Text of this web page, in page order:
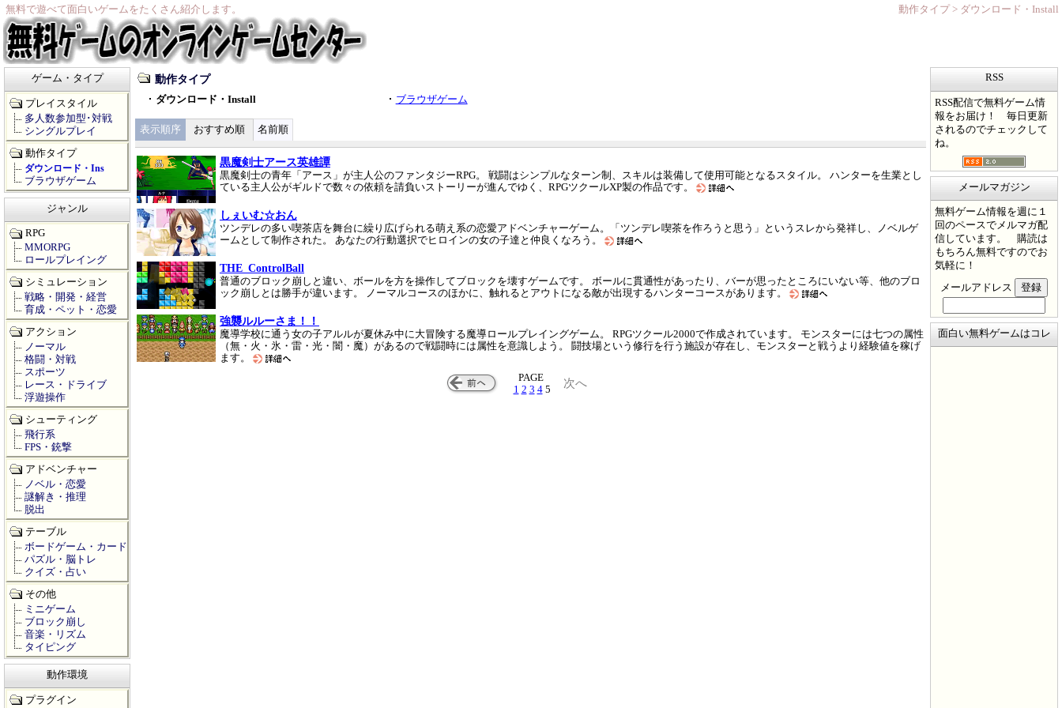
無料で遊べて面白いゲームをたくさん紹介します。 動作タイプ > ダウンロード・Install
動作タイプ
ダウンロード・Install ブラウザゲーム
表示順序 おすすめ順 名前順
黒魔剣士アース英雄譚
黒魔剣士の青年「アース」が主人公のファンタジーRPG。 戦闘はシンプルなターン制、スキルは装備して使用可能となるスタイル。 ハンターを生業とし
ている主人公がギルドで数々の依頼を請負いストーリーが進んでゆく、RPGツクールXP製の作品です。
しぇいむ☆おん
ツンデレの多い喫茶店を舞台に繰り広げられる萌え系の恋愛アドベンチャーゲーム。「ツンデレ喫茶を作ろうと思う」というスレから発祥し、ノベルゲ
ームとして制作された。 あなたの行動選択でヒロインの女の子達と仲良くなろう。
THE_ControlBall
普通のブロック崩しと違い、ボールを方を操作してブロックを壊すゲームです。 ボールに貫通性があったり、バーが思ったところにいない等、他のブロ
ック崩しとは勝手が違います。 ノーマルコースのほかに、触れるとアウトになる敵が出現するハンターコースがあります。
強襲ルルーさま！！
魔導学校に通う女の子アルルが夏休み中に大冒険する魔導ロールプレイングゲーム。 RPGツクール2000で作成されています。 モンスターには七つの属性
（無・火・氷・雷・光・闇・魔）があるので戦闘時には属性を意識しよう。 闘技場という修行を行う施設が存在し、モンスターと戦うより経験値を稼げ
ます。
PAGE
1 2 3 45 次へ
ゲーム・タイプ
プレイスタイル
多人数参加型･対戦
シングルプレイ
動作タイプ
ダウンロード・Ins
ブラウザゲーム
ジャンル
RPG
MMORPG
ロールプレイング
シミュレーション
戦略・開発・経営
育成・ペット・恋愛
アクション
ノーマル
格闘・対戦
スポーツ
レース・ドライブ
浮遊操作
シューティング
飛行系
FPS・銃撃
アドベンチャー
ノベル・恋愛
謎解き・推理
脱出
テーブル
ボードゲーム・カード
パズル・脳トレ
クイズ・占い
その他
ミニゲーム
ブロック崩し
音楽・リズム
タイピング
動作環境
プラグイン
RSS
RSS配信で無料ゲーム情
報をお届け！ 毎日更新
されるのでチェックして
ね。
メールマガジン
無料ゲーム情報を週に１
回のペースでメルマガ配
信しています。 購読は
もちろん無料ですのでお
気軽に！
メールアドレス
面白い無料ゲームはコレ